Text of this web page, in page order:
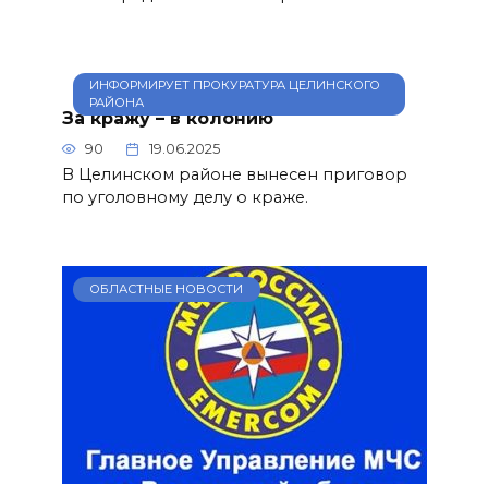
ИНФОРМИРУЕТ ПРОКУРАТУРА ЦЕЛИНСКОГО
РАЙОНА
За кражу – в колонию
90 19.06.2025
В Целинском районе вынесен приговор
по уголовному делу о краже.
ОБЛАСТНЫЕ НОВОСТИ